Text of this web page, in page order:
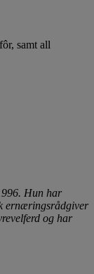
samt all
Hun har
ernæringsrådgiver
og har